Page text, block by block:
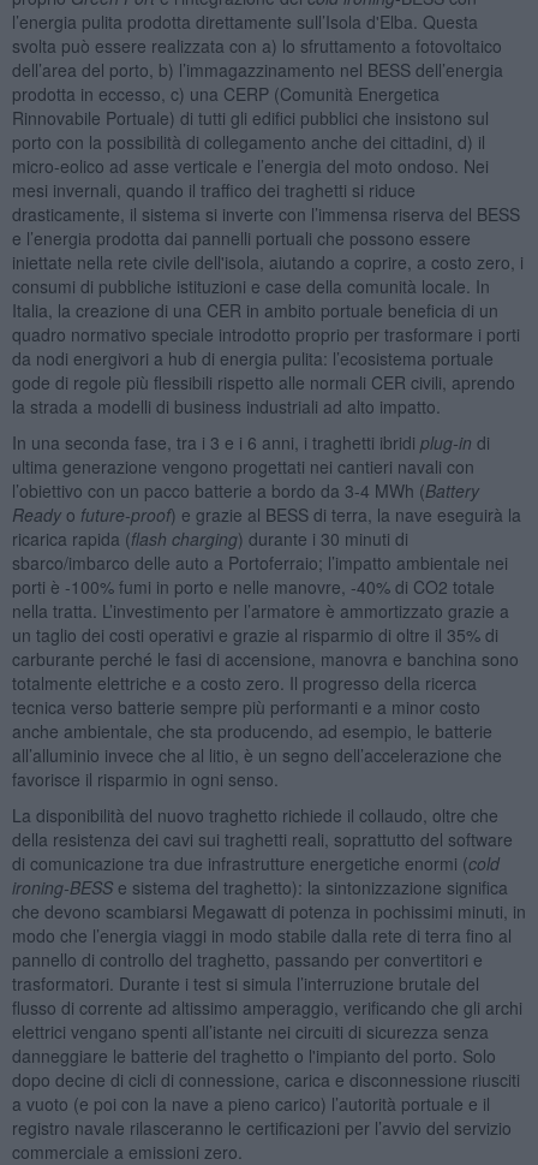
l’energia pulita prodotta direttamente sull’Isola d'Elba. Questa
svolta può essere realizzata con a) lo sfruttamento a fotovoltaico
dell’area del porto, b) l’immagazzinamento nel BESS dell’energia
prodotta in eccesso, c) una CERP (Comunità Energetica
Rinnovabile Portuale) di tutti gli edifici pubblici che insistono sul
porto con la possibilità di collegamento anche dei cittadini, d) il
micro-eolico ad asse verticale e l’energia del moto ondoso. Nei
mesi invernali, quando il traffico dei traghetti si riduce
drasticamente, il sistema si inverte con l’immensa riserva del BESS
e l’energia prodotta dai pannelli portuali che possono essere
iniettate nella rete civile dell'isola, aiutando a coprire, a costo zero, i
consumi di pubbliche istituzioni e case della comunità locale. In
Italia, la creazione di una CER in ambito portuale beneficia di un
quadro normativo speciale introdotto proprio per trasformare i porti
da nodi energivori a hub di energia pulita: l’ecosistema portuale
gode di regole più flessibili rispetto alle normali CER civili, aprendo
la strada a modelli di business industriali ad alto impatto.
In una seconda fase, tra i 3 e i 6 anni, i traghetti ibridi plug-in di
ultima generazione vengono progettati nei cantieri navali con
l’obiettivo con un pacco batterie a bordo da 3-4 MWh (Battery
Readyo future-proof) e grazie al BESS di terra, la nave eseguirà la
ricarica rapida (flash charging) durante i 30 minuti di
sbarco/imbarco delle auto a Portoferraio; l’impatto ambientale nei
porti è -100% fumi in porto e nelle manovre, -40% di CO2 totale
nella tratta. L’investimento per l’armatore è ammortizzato grazie a
un taglio dei costi operativi e grazie al risparmio di oltre il 35% di
carburante perché le fasi di accensione, manovra e banchina sono
totalmente elettriche e a costo zero. Il progresso della ricerca
tecnica verso batterie sempre più performanti e a minor costo
anche ambientale, che sta producendo, ad esempio, le batterie
all’alluminio invece che al litio, è un segno dell’accelerazione che
favorisce il risparmio in ogni senso.
La disponibilità del nuovo traghetto richiede il collaudo, oltre che
della resistenza dei cavi sui traghetti reali, soprattutto del software
di comunicazione tra due infrastrutture energetiche enormi (cold
ironing-BESSe sistema del traghetto): la sintonizzazione significa
che devono scambiarsi Megawatt di potenza in pochissimi minuti, in
modo che l’energia viaggi in modo stabile dalla rete di terra fino al
pannello di controllo del traghetto, passando per convertitori e
trasformatori. Durante i test si simula l’interruzione brutale del
flusso di corrente ad altissimo amperaggio, verificando che gli archi
elettrici vengano spenti all’istante nei circuiti di sicurezza senza
danneggiare le batterie del traghetto o l'impianto del porto. Solo
dopo decine di cicli di connessione, carica e disconnessione riusciti
a vuoto (e poi con la nave a pieno carico) l’autorità portuale e il
registro navale rilasceranno le certificazioni per l’avvio del servizio
commerciale a emissioni zero.